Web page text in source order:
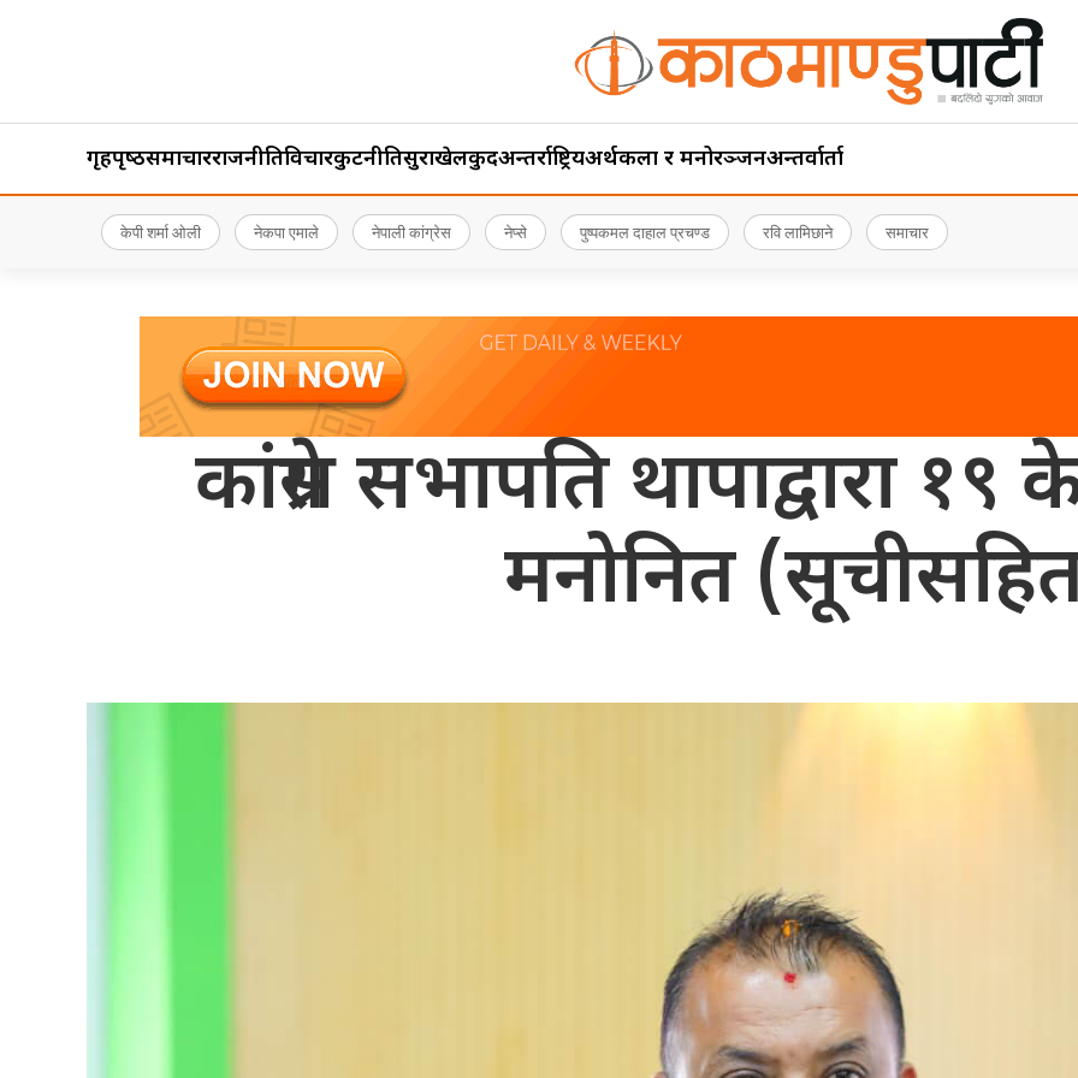
गृहपृष्‍ठसमाचारराजनीतिविचारकुटनीतिसुरक्षाखेलकुदअन्तर्राष्ट्रियअर्थकला र मनोरञ्जनअन्तर्वार्ता
केपी शर्मा ओली नेकपा एमाले नेपाली कांग्रेस नेप्से पुष्पकमल दाहाल प्रचण्ड रवि लामिछाने समाचार
कांग्रेस सभापति थापाद्वारा १९
मनोनित